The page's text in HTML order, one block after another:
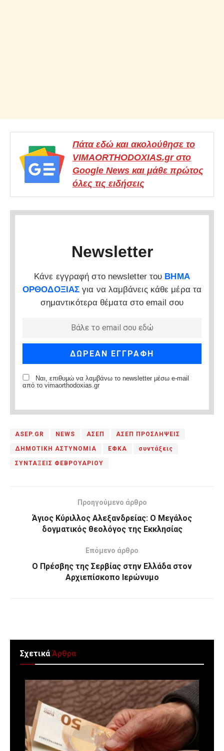
Πάτα εδώ και ακολούθησε το
VIMAORTHODOXIAS.gr στο
Google News και μάθε πρώτος
όλες τις ειδήσεις
Newsletter
Κάνε εγγραφή στο newsletter του ΒΗΜΑ
ΟΡΘΟΔΟΞΙΑΣ για να λαμβάνεις κάθε μέρα τα
σημαντικότερα θέματα στο email σου
Ναι, επιθυμώ να λαμβάνω το newsletter μέσω e-mail
από το vimaorthodoxias.gr
ASEP.GR NEWS ΑΣΕΠ ΑΣΕΠ ΠΡΟΣΛΗΨΕΙΣ
ΔΗΜΟΤΙΚΗ ΑΣΤΥΝΟΜΙΑ ΕΦΚΑ συντάξεις
ΣΥΝΤΑΞΕΙΣ ΦΕΒΡΟΥΑΡΙΟΥ
Προηγούμενο άρθρο
Άγιος Κύριλλος Αλεξανδρείας: Ο Μεγάλος
δογματικός θεολόγος της Εκκλησίας
Επόμενο άρθρο
Ο Πρέσβης της Σερβίας στην Ελλάδα στον
Αρχιεπίσκοπο Ιερώνυμο
ΣχετικάΆρθρα